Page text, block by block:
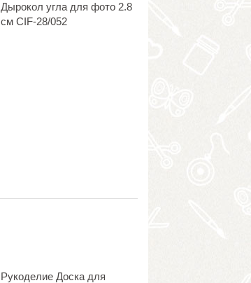
Дырокол угла для фото 2.8
см CIF-28/052
Рукоделие Доска для